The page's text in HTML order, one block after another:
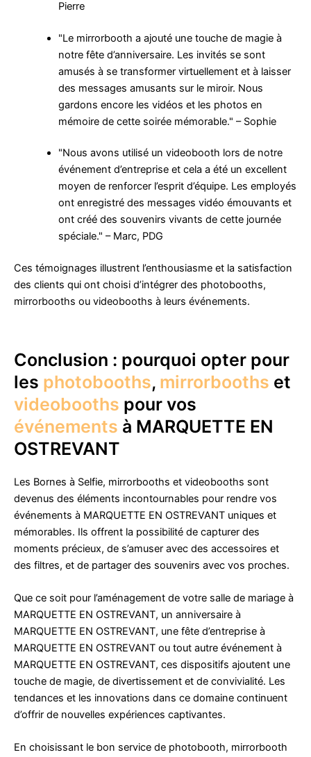
Pierre
"Le mirrorbooth a ajouté une touche de magie à
notre fête d’anniversaire. Les invités se sont
amusés à se transformer virtuellement et à laisser
des messages amusants sur le miroir. Nous
gardons encore les vidéos et les photos en
mémoire de cette soirée mémorable." – Sophie
"Nous avons utilisé un videobooth lors de notre
événement d’entreprise et cela a été un excellent
moyen de renforcer l’esprit d’équipe. Les employés
ont enregistré des messages vidéo émouvants et
ont créé des souvenirs vivants de cette journée
spéciale." – Marc, PDG
Ces témoignages illustrent l’enthousiasme et la satisfaction
des clients qui ont choisi d’intégrer des photobooths,
mirrorbooths ou videobooths à leurs événements.
Conclusion : pourquoi opter pour
les photobooths, mirrorbooths et
videobooths pour vos
événements à MARQUETTE EN
OSTREVANT
Les Bornes à Selfie, mirrorbooths et videobooths sont
devenus des éléments incontournables pour rendre vos
événements à MARQUETTE EN OSTREVANT uniques et
mémorables. Ils offrent la possibilité de capturer des
moments précieux, de s’amuser avec des accessoires et
des filtres, et de partager des souvenirs avec vos proches.
Que ce soit pour l’aménagement de votre salle de mariage à
MARQUETTE EN OSTREVANT, un anniversaire à
MARQUETTE EN OSTREVANT, une fête d’entreprise à
MARQUETTE EN OSTREVANT ou tout autre événement à
MARQUETTE EN OSTREVANT, ces dispositifs ajoutent une
touche de magie, de divertissement et de convivialité. Les
tendances et les innovations dans ce domaine continuent
d’offrir de nouvelles expériences captivantes.
En choisissant le bon service de photobooth, mirrorbooth